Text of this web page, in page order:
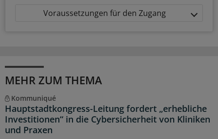
Voraussetzungen für den Zugang
MEHR ZUM THEMA
Kommuniqué
Hauptstadtkongress-Leitung fordert „erhebliche
Investitionen“ in die Cybersicherheit von Kliniken
und Praxen